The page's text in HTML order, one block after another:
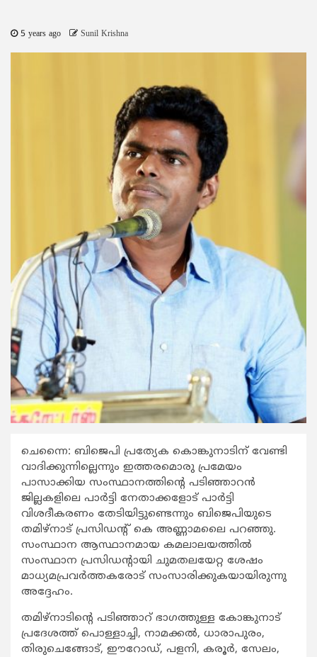
5 years ago Sunil Krishna
ചെന്നൈ: ബിജെപി പ്രത്യേക കൊങ്കുനാടിന് വേണ്ടി
വാദിക്കുന്നില്ലെന്നും ഇത്തരമൊരു പ്രമേയം
പാസാക്കിയ സംസ്ഥാനത്തിന്‍റെ പടിഞ്ഞാറന്‍
ജില്ലകളിലെ പാര്‍ട്ടി നേതാക്കളോട് പാര്‍ട്ടി
വിശദീകരണം തേടിയിട്ടുണ്ടെന്നും ബിജെപിയുടെ
തമിഴ്നാട് പ്രസിഡന്‍റ് കെ അണ്ണാമലൈ പറഞ്ഞു.
സംസ്ഥാന ആസ്ഥാനമായ കമലാലയത്തില്‍
സംസ്ഥാന പ്രസിഡന്‍റായി ചുമതലയേറ്റ ശേഷം
മാധ്യമപ്രവര്‍ത്തകരോട് സംസാരിക്കുകയായിരുന്നു
അദ്ദേഹം.
തമിഴ്നാടിന്‍റെ പടിഞ്ഞാറ് ഭാഗത്തുള്ള കോങ്കുനാട്
പ്രദേശത്ത് പൊള്ളാച്ചി, നാമക്കല്‍, ധാരാപുരം,
തിരുചെങ്ങോട്, ഈറോഡ്, പളനി, കരൂര്‍, സേലം,